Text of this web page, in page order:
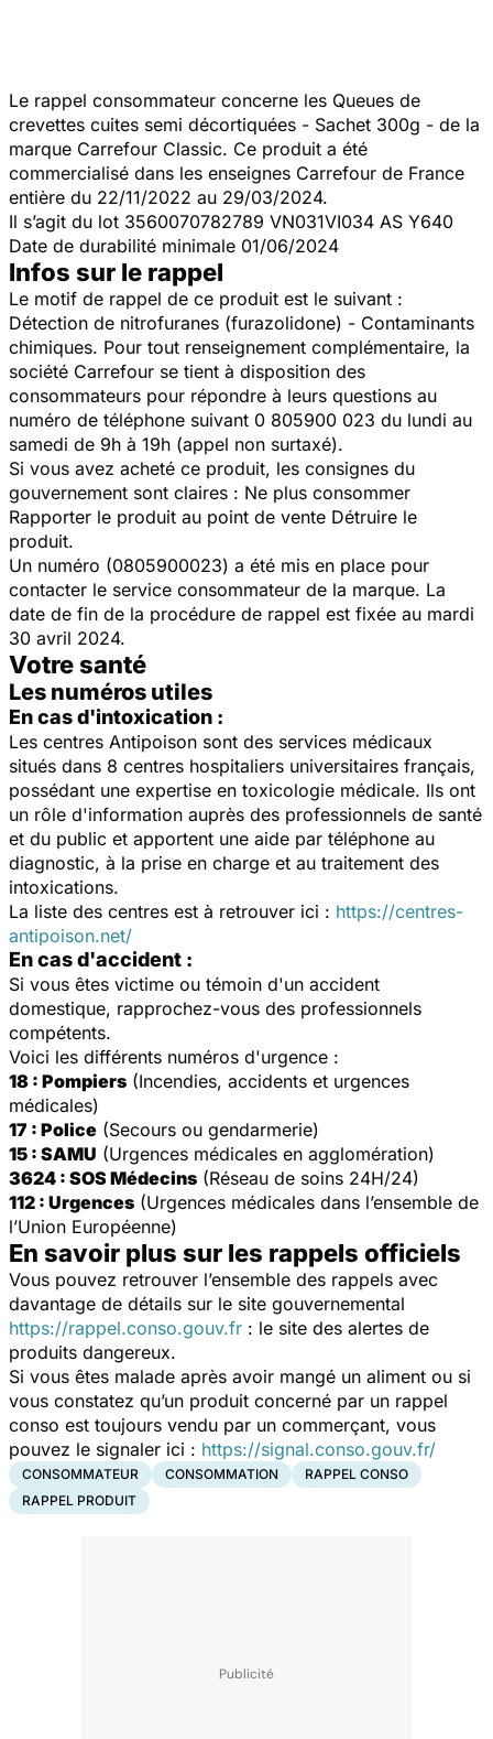
Le rappel consommateur concerne les Queues de
crevettes cuites semi décortiquées - Sachet 300g - de la
marque Carrefour Classic. Ce produit a été
commercialisé dans les enseignes Carrefour de France
entière du 22/11/2022 au 29/03/2024.
Il s’agit du lot 3560070782789 VN031VI034 AS Y640
Date de durabilité minimale 01/06/2024
Infos sur le rappel
Le motif de rappel de ce produit est le suivant :
Détection de nitrofuranes (furazolidone) - Contaminants
chimiques. Pour tout renseignement complémentaire, la
société Carrefour se tient à disposition des
consommateurs pour répondre à leurs questions au
numéro de téléphone suivant 0 805900 023 du lundi au
samedi de 9h à 19h (appel non surtaxé).
Si vous avez acheté ce produit, les consignes du
gouvernement sont claires : Ne plus consommer
Rapporter le produit au point de vente Détruire le
produit.
Un numéro (0805900023) a été mis en place pour
contacter le service consommateur de la marque. La
date de fin de la procédure de rappel est fixée au mardi
30 avril 2024.
Votre santé
Les numéros utiles
En cas d'intoxication :
Les centres Antipoison sont des services médicaux
situés dans 8 centres hospitaliers universitaires français,
possédant une expertise en toxicologie médicale. Ils ont
un rôle d'information auprès des professionnels de santé
et du public et apportent une aide par téléphone au
diagnostic, à la prise en charge et au traitement des
intoxications.
La liste des centres est à retrouver ici : https://centres-
antipoison.net/
En cas d'accident :
Si vous êtes victime ou témoin d'un accident
domestique, rapprochez-vous des professionnels
compétents.
Voici les différents numéros d'urgence :
18 : Pompiers (Incendies, accidents et urgences
médicales)
17 : Police (Secours ou gendarmerie)
15 : SAMU (Urgences médicales en agglomération)
3624 : SOS Médecins (Réseau de soins 24H/24)
112 : Urgences (Urgences médicales dans l’ensemble de
l’Union Européenne)
En savoir plus sur les rappels officiels
Vous pouvez retrouver l’ensemble des rappels avec
davantage de détails sur le site gouvernemental
https://rappel.conso.gouv.fr : le site des alertes de
produits dangereux.
Si vous êtes malade après avoir mangé un aliment ou si
vous constatez qu’un produit concerné par un rappel
conso est toujours vendu par un commerçant, vous
pouvez le signaler ici : https://signal.conso.gouv.fr/
CONSOMMATEUR CONSOMMATION
RAPPEL CONSO
RAPPEL PRODUIT